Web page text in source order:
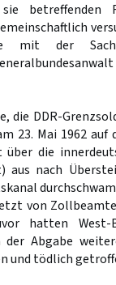
betreffenden
mit der
die DDR-
23. Mai 1962 auf
die
nach
von
hatten West-
Abgabe
und tödlich